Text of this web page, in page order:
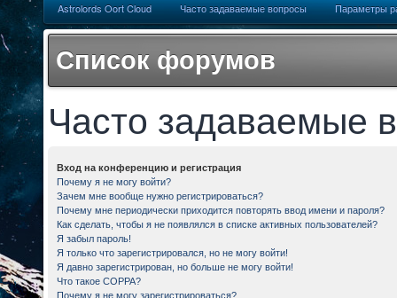
Astrolords Oort Cloud Часто задаваемые вопросы Параметры
Список форумов
Часто задаваемые
Вход на конференцию и регистрация
Почему я не могу войти?
Зачем мне вообще нужно регистрироваться?
Почему мне периодически приходится повторять ввод имени и пароля?
Как сделать, чтобы я не появлялся в списке активных пользователей?
Я забыл пароль!
Я только что зарегистрировался, но не могу войти!
Я давно зарегистрирован, но больше не могу войти!
Что такое COPPA?
Почему я не могу зарегистрироваться?